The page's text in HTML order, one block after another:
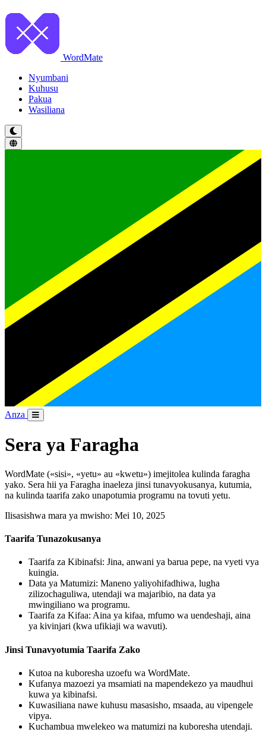
WordMate
Nyumbani
Kuhusu
Pakua
Wasiliana
Anza
Sera ya Faragha
WordMate («sisi», «yetu» au «kwetu») imejitolea kulinda faragha
yako. Sera hii ya Faragha inaeleza jinsi tunavyokusanya, kutumia,
na kulinda taarifa zako unapotumia programu na tovuti yetu.
Ilisasishwa mara ya mwisho: Mei 10, 2025
Taarifa Tunazokusanya
Taarifa za Kibinafsi: Jina, anwani ya barua pepe, na vyeti vya
kuingia.
Data ya Matumizi: Maneno yaliyohifadhiwa, lugha
zilizochaguliwa, utendaji wa majaribio, na data ya
mwingiliano wa programu.
Taarifa za Kifaa: Aina ya kifaa, mfumo wa uendeshaji, aina
ya kivinjari (kwa ufikiaji wa wavuti).
Jinsi Tunavyotumia Taarifa Zako
Kutoa na kuboresha uzoefu wa WordMate.
Kufanya mazoezi ya msamiati na mapendekezo ya maudhui
kuwa ya kibinafsi.
Kuwasiliana nawe kuhusu masasisho, msaada, au vipengele
vipya.
Kuchambua mwelekeo wa matumizi na kuboresha utendaji.